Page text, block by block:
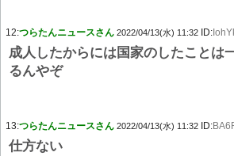
12:つらたんニュースさん 2022/04/13(水) 11:32 ID:
成人したからには国家のしたことは
るんやぞ
13:つらたんニュースさん 2022/04/13(水) 11:32 ID:
仕方ない